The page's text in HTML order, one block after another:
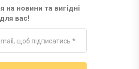
на новини та вигідні
вас!